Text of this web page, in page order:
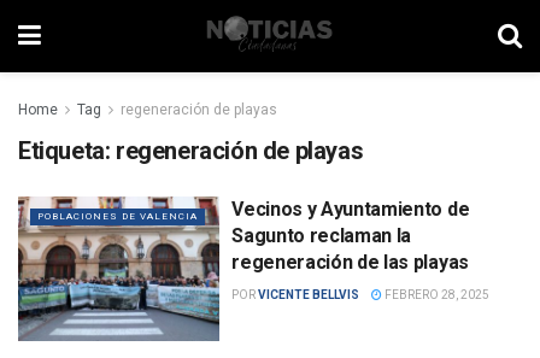
Home Tag regeneración de playas
Etiqueta: regeneración de playas
POBLACIONES DE VALENCIA
Vecinos y Ayuntamiento de
Sagunto reclaman la
regeneración de las playas
PORVICENTE BELLVIS FEBRERO 28, 2025